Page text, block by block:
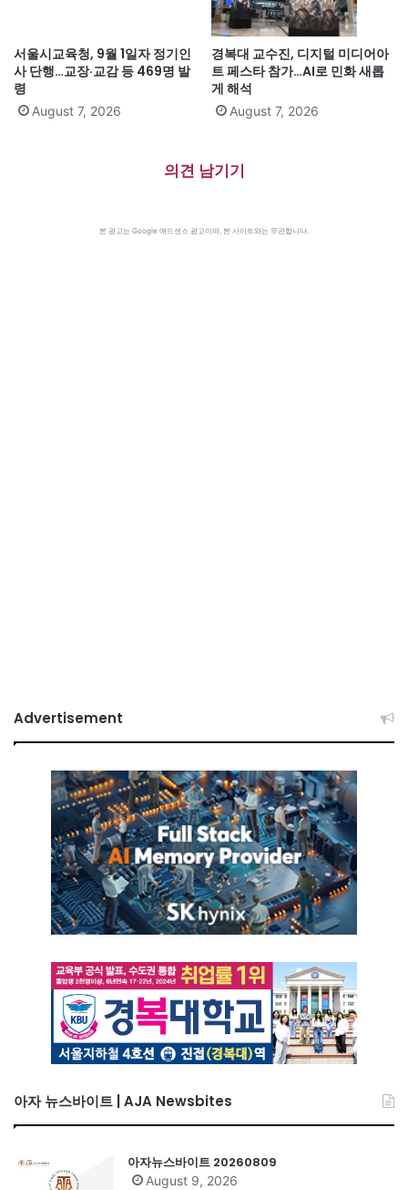
서울시교육청, 9월 1일자 정기인
사 단행…교장·교감 등 469명 발
령
August 7, 2026
경복대 교수진, 디지털 미디어아
트 페스타 참가…AI로 민화 새롭
게 해석
August 7, 2026
의견 남기기
본 광고는 Google 애드센스 광고이며, 본 사이트와는 무관합니다.
Advertisement
아자 뉴스바이트 | AJA Newsbites
아자뉴스바이트 20260809
August 9, 2026